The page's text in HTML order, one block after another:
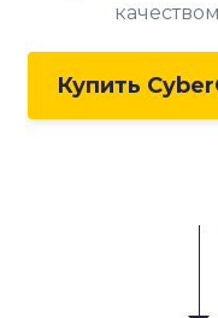
Купить